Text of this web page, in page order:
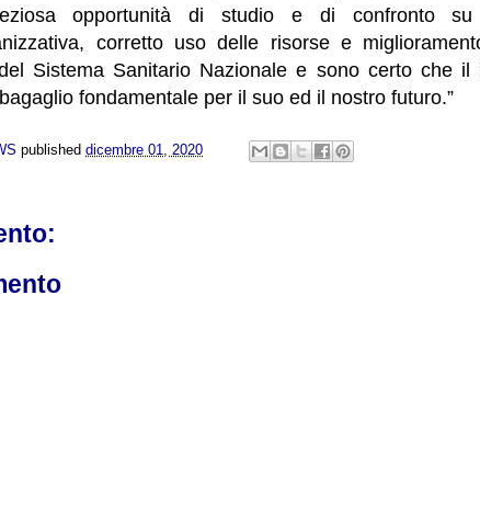
opportunità di studio e di confronto su
corretto uso delle risorse e
Sistema Sanitario Nazionale e sono certo che il
fondamentale per il suo ed il nostro futuro.”
published dicembre 01, 2020